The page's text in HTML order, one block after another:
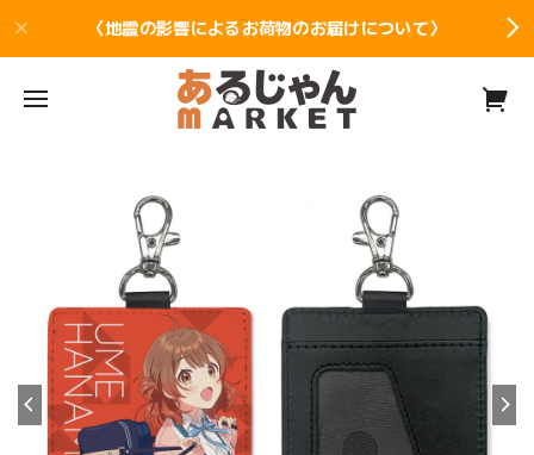
〈地震の影響によるお荷物のお届けについて〉